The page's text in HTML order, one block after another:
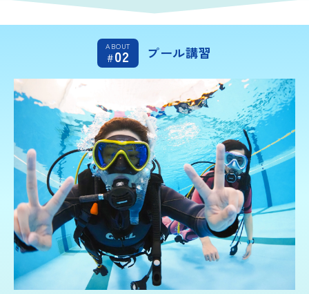
ABOUT
#02 プール講習